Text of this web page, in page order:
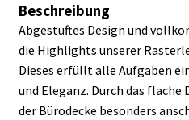
Beschreibung
Abgestuftes Design und
die Highlights unserer
Dieses erfüllt alle Aufgaben
und Eleganz. Durch das
der Bürodecke besonders